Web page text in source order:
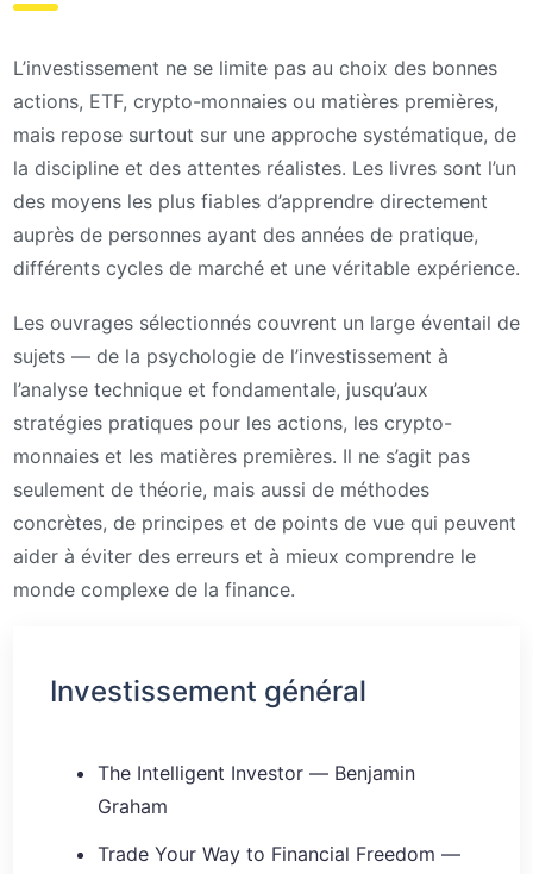
L’investissement ne se limite pas au choix des bonnes
actions, ETF, crypto-monnaies ou matières premières,
mais repose surtout sur une approche systématique, de
la discipline et des attentes réalistes. Les livres sont l’un
des moyens les plus fiables d’apprendre directement
auprès de personnes ayant des années de pratique,
différents cycles de marché et une véritable expérience.
Les ouvrages sélectionnés couvrent un large éventail de
sujets — de la psychologie de l’investissement à
l’analyse technique et fondamentale, jusqu’aux
stratégies pratiques pour les actions, les crypto-
monnaies et les matières premières. Il ne s’agit pas
seulement de théorie, mais aussi de méthodes
concrètes, de principes et de points de vue qui peuvent
aider à éviter des erreurs et à mieux comprendre le
monde complexe de la finance.
Investissement général
The Intelligent Investor — Benjamin
Graham
Trade Your Way to Financial Freedom —